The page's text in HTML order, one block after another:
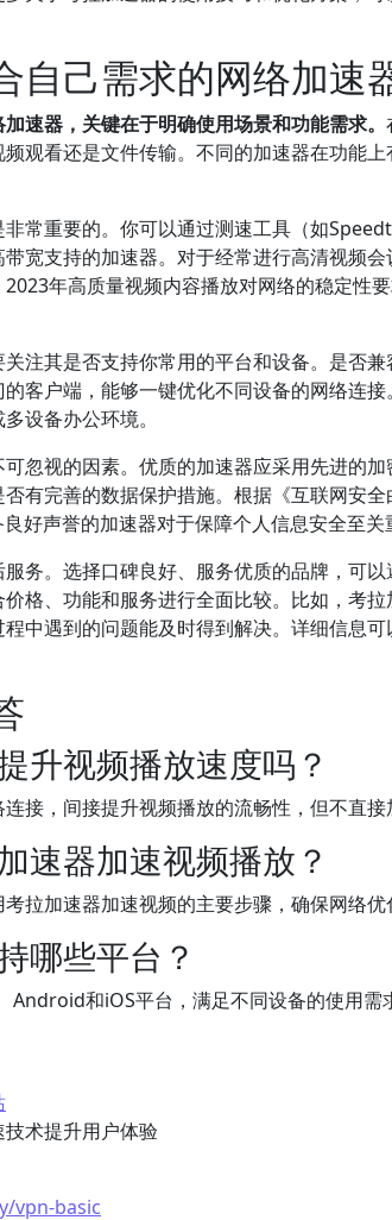
自己需求的网络加速
速器，关键在于明确使用场景和功能需求。
观看还是文件传输。不同的加速器在功能
常重要的。你可以通过测速工具（如
宽支持的加速器。对于经常进行高清视频
年高质量视频内容播放对网络的稳定性
注其是否支持你常用的平台和设备。是否
客户端，能够一键优化不同设备的网络连
设备办公环境。
忽视的因素。优质的加速器应采用先进的
有完善的数据保护措施。根据《互联网安
好声誉的加速器对于保障个人信息安全至关
务。选择口碑良好、服务优质的品牌，可
格、功能和服务进行全面比较。比如，考
中遇到的问题能及时得到解决。详细信息
升视频播放速度吗？
接，间接提升视频播放的流畅性，但不直接
速器加速视频播放？
拉加速器加速视频的主要步骤，确保网络优
哪些平台？
和iOS平台，满足不同设备的使用需
术提升用户体验
vpn-basic